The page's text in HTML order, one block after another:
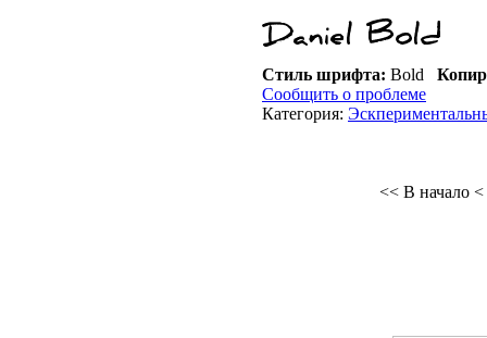
Стиль шрифта: Bold
Сообщить о проблеме
Категория:
<< В начало <